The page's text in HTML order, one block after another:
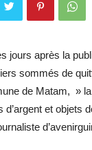
jours après la
sommés de
de Matam, »
d’argent et objets